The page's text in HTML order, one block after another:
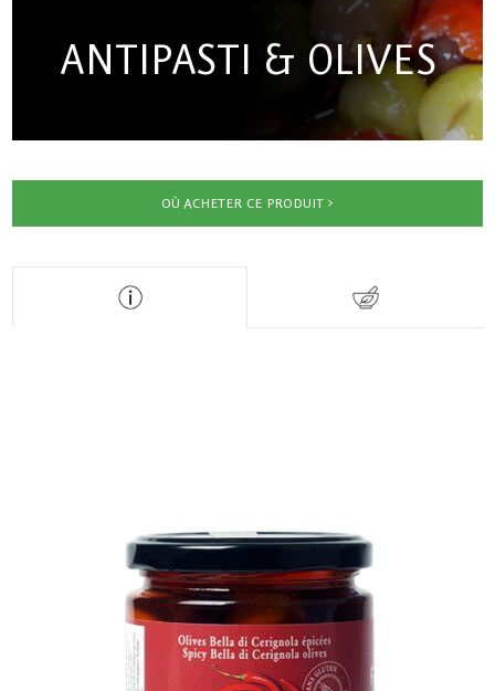
ANTIPASTI & OLIVES
OÙ ACHETER CE PRODUIT